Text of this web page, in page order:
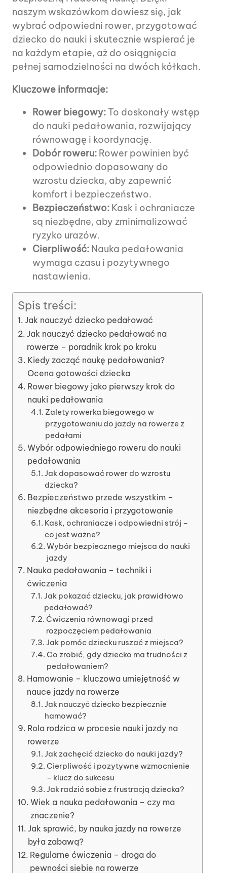
naszym wskazówkom dowiesz się, jak
wybrać odpowiedni rower, przygotować
dziecko do nauki i skutecznie wspierać je
na każdym etapie, aż do osiągnięcia
pełnej samodzielności na dwóch kółkach.
Kluczowe informacje:
Rower biegowy:To doskonały wstęp
do nauki pedałowania, rozwijający
równowagę i koordynację.
Dobór roweru: Rower powinien być
odpowiednio dopasowany do
wzrostu dziecka, aby zapewnić
komfort i bezpieczeństwo.
Bezpieczeństwo: Kask i ochraniacze
są niezbędne, aby zminimalizować
ryzyko urazów.
Cierpliwość: Nauka pedałowania
wymaga czasu i pozytywnego
nastawienia.
Spis treści:
Jak nauczyć dziecko pedałować
Jak nauczyć dziecko pedałować na
rowerze – poradnik krok po kroku
Kiedy zacząć naukę pedałowania?
Ocena gotowości dziecka
Rower biegowy jako pierwszy krok do
nauki pedałowania
Zalety rowerka biegowego w
przygotowaniu do jazdy na rowerze z
pedałami
Wybór odpowiedniego roweru do nauki
pedałowania
Jak dopasować rower do wzrostu
dziecka?
Bezpieczeństwo przede wszystkim –
niezbędne akcesoria i przygotowanie
Kask, ochraniacze i odpowiedni strój –
co jest ważne?
Wybór bezpiecznego miejsca do nauki
jazdy
Nauka pedałowania – techniki i
ćwiczenia
Jak pokazać dziecku, jak prawidłowo
pedałować?
Ćwiczenia równowagi przed
rozpoczęciem pedałowania
Jak pomóc dziecku ruszać z miejsca?
Co zrobić, gdy dziecko ma trudności z
pedałowaniem?
Hamowanie – kluczowa umiejętność w
nauce jazdy na rowerze
Jak nauczyć dziecko bezpiecznie
hamować?
Rola rodzica w procesie nauki jazdy na
rowerze
Jak zachęcić dziecko do nauki jazdy?
Cierpliwość i pozytywne wzmocnienie
– klucz do sukcesu
Jak radzić sobie z frustracją dziecka?
Wiek a nauka pedałowania – czy ma
znaczenie?
Jak sprawić, by nauka jazdy na rowerze
była zabawą?
Regularne ćwiczenia – droga do
pewności siebie na rowerze